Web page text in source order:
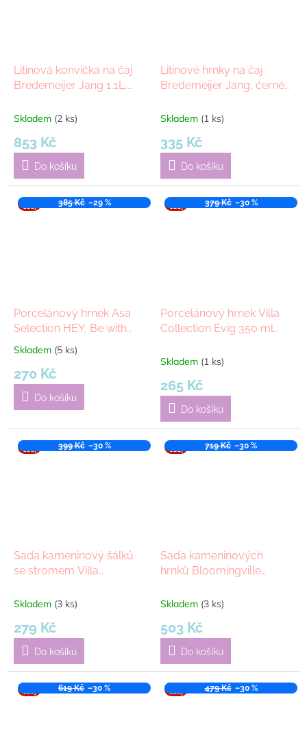
Litinová konvička na čaj
Bredemeijer Jang 1,1L,
Skladem (2 ks)
853 Kč
Do košíku
Litinové hrnky na čaj
Bredemeijer Jang, černé
Skladem (1 ks)
335 Kč
Do košíku
ODEJ
385 Kč –29 %
Porcelánový hrnek Asa
Selection HEY, Be with
you, 350 ml | červená
Průměrné
produktu
5,0
5
hvězdiček.
Skladem (5 ks)
270 Kč
Do košíku
ODEJ
379 Kč –30 %
Porcelánový hrnek Villa
Collection Evig 350 ml
Skladem (1 ks)
265 Kč
Do košíku
ODEJ
399 Kč –30 %
Sada kameninový šálků
se stromem Villa
4ks | černá
Skladem (3 ks)
279 Kč
Do košíku
ODEJ
719 Kč –30 %
Sada kameninových
hrnků Bloomingville
Skladem (3 ks)
503 Kč
Do košíku
ODEJ
619 Kč –30 %
ODEJ
479 Kč –30 %